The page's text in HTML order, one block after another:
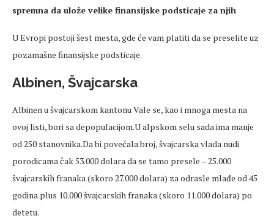
spremna da ulože velike finansijske podsticaje za njih
U Evropi postoji šest mesta, gde će vam platiti da se preselite uz
pozamašne finansijske podsticaje.
Albinen, Švajcarska
Albinen u švajcarskom kantonu Vale se, kao i mnoga mesta na
ovoj listi, bori sa depopulacijom.U alpskom selu sada ima manje
od 250 stanovnika.Da bi povećala broj, švajcarska vlada nudi
porodicama čak 53.000 dolara da se tamo presele – 25.000
švajcarskih franaka (skoro 27.000 dolara) za odrasle mlađe od 45
godina plus 10.000 švajcarskih franaka (skoro 11.000 dolara) po
detetu.